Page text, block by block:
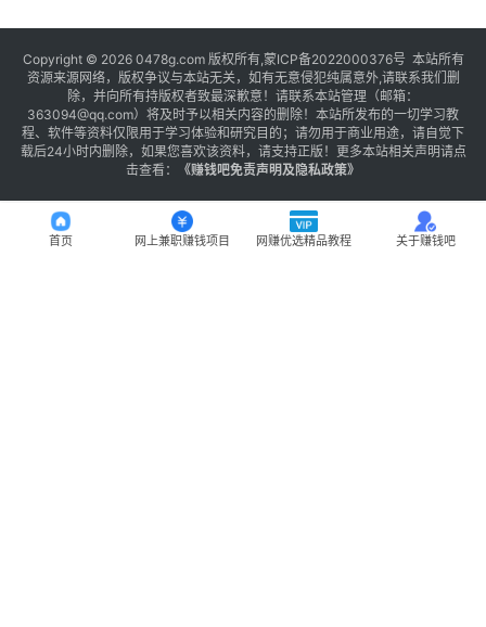
Copyright © 2026 0478g.com 版权所有,蒙ICP备2022000376号 本站所有
资源来源网络，版权争议与本站无关，如有无意侵犯纯属意外,请联系我们删
除，并向所有持版权者致最深歉意！请联系本站管理（邮箱：
363094@qq.com）将及时予以相关内容的删除！本站所发布的一切学习教
程、软件等资料仅限用于学习体验和研究目的；请勿用于商业用途，请自觉下
载后24小时内删除，如果您喜欢该资料，请支持正版！更多本站相关声明请点
击查看：
《赚钱吧免责声明及隐私政策》
首页 网上兼职赚钱项目 网赚优选精品教程 关于赚钱吧